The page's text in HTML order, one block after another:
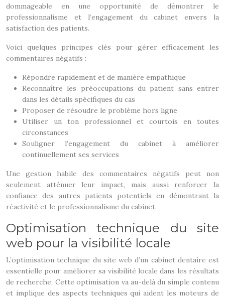
dommageable en une opportunité de démontrer le
professionnalisme et l’engagement du cabinet envers la
satisfaction des patients.
Voici quelques principes clés pour gérer efficacement les
commentaires négatifs :
Répondre rapidement et de manière empathique
Reconnaître les préoccupations du patient sans entrer
dans les détails spécifiques du cas
Proposer de résoudre le problème hors ligne
Utiliser un ton professionnel et courtois en toutes
circonstances
Souligner l’engagement du cabinet à améliorer
continuellement ses services
Une gestion habile des commentaires négatifs peut non
seulement atténuer leur impact, mais aussi renforcer la
confiance des autres patients potentiels en démontrant la
réactivité et le professionnalisme du cabinet.
Optimisation technique du site
web pour la visibilité locale
L’optimisation technique du site web d’un cabinet dentaire est
essentielle pour améliorer sa visibilité locale dans les résultats
de recherche. Cette optimisation va au-delà du simple contenu
et implique des aspects techniques qui aident les moteurs de